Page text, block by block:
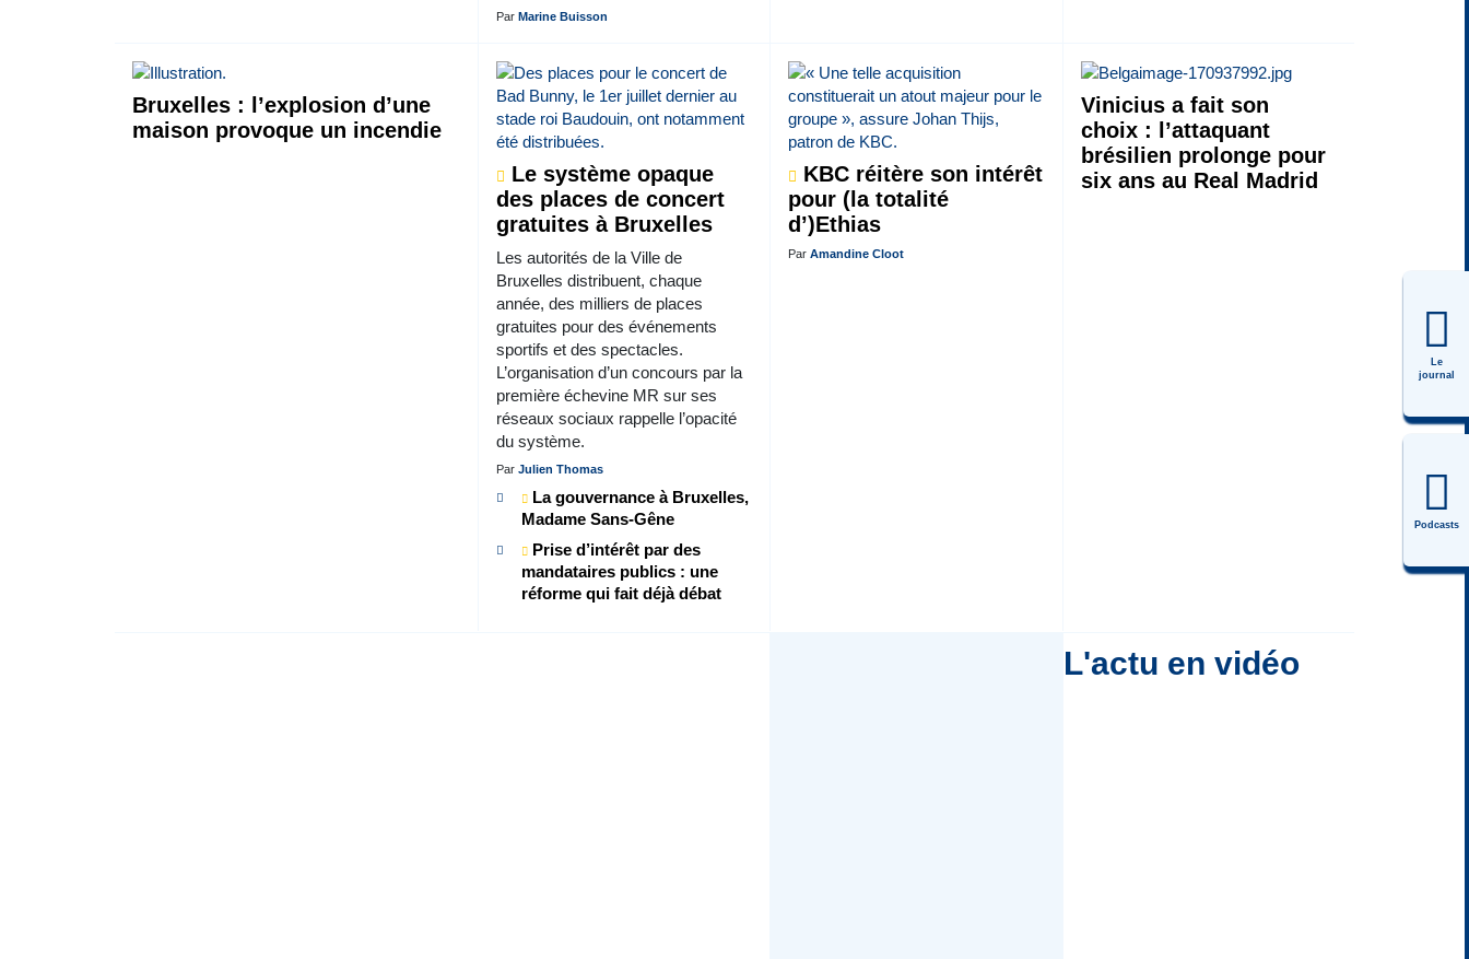
Le
journal
Podcasts
Par Marine Buisson
Bruxelles : l’explosion d’une
maison provoque un incendie
Le système opaque
des places de concert
gratuites à Bruxelles
Les autorités de la Ville de
Bruxelles distribuent, chaque
année, des milliers de places
gratuites pour des événements
sportifs et des spectacles.
L’organisation d’un concours par la
première échevine MR sur ses
réseaux sociaux rappelle l’opacité
du système.
Par Julien Thomas
La gouvernance à Bruxelles,
Madame Sans-Gêne
Prise d’intérêt par des
mandataires publics : une
réforme qui fait déjà débat
KBC réitère son intérêt
pour (la totalité
d’)Ethias
ParAmandine Cloot
Vinicius a fait son
choix : l’attaquant
brésilien prolonge pour
six ans au Real Madrid
L'actu en vidéo